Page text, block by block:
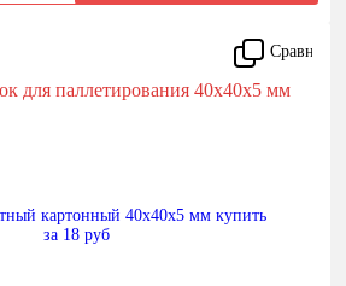
Сравнить
для паллетирования 40x40x5 мм